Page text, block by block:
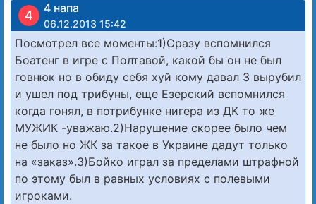
4 4 напа
06.12.2013 15:42
Посмотрел все моменты:1)Сразу вспомнился
Боатенг в игре с Полтавой, какой бы он не был
говнюк но в обиду себя хуй кому давал 3 вырубил
и ушел под трибуны, еще Езерский вспомнился
когда гонял, в потрибунке нигера из ДК то же
МУЖИК -уважаю.2)Нарушение скорее было чем
не было но ЖК за такое в Украине дадут только
на «заказ».3)Бойко играл за пределами штрафной
по этому был в равных условиях с полевыми
игроками.